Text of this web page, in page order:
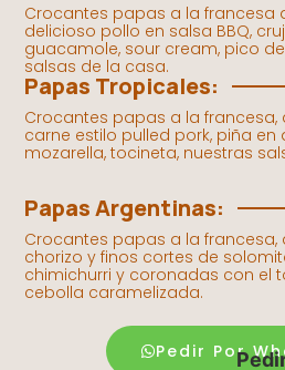
Crocantes papas a la francesa
delicioso pollo en salsa BBQ,
guacamole, sour cream, pico
salsas de la casa.
Papas Tropicales:
Crocantes papas a la
carne estilo pulled pork, piña en
mozarella, tocineta, nuestras
Papas Argentinas:
Crocantes papas a la
chorizo y finos cortes de
chimichurri y coronadas con el
cebolla caramelizada.
Pedir Por